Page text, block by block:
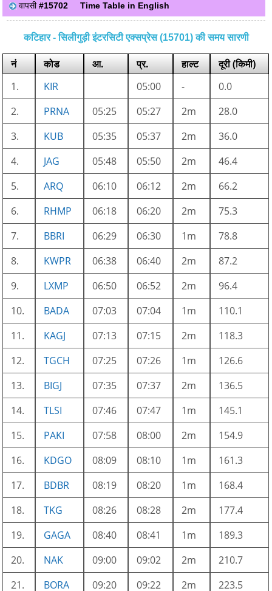
वापसी#15702 Time Table in English
कटिहार - सिलीगुड़ी इंटरसिटी एक्सप्रेस (15701) की समय सारणी
नं कोड आ. प्र. हाल्ट
दूरी (किमी)
1.
KIR 05:00 -
0.0
2.
PRNA 05:25 05:27 2m
28.0
3.
KUB 05:35 05:37 2m
36.0
4.
JAG 05:48 05:50 2m
46.4
5.
ARQ 06:10 06:12 2m
66.2
6.
RHMP 06:18 06:20 2m
75.3
7.
BBRI 06:29 06:30 1m
78.8
8.
KWPR 06:38 06:40 2m
87.2
9.
LXMP 06:50 06:52 2m
96.4
10.
BADA 07:03 07:04 1m
110.1
11.
KAGJ 07:13 07:15 2m
118.3
12.
TGCH 07:25 07:26 1m
126.6
13.
BIGJ 07:35 07:37 2m
136.5
14.
TLSI 07:46 07:47 1m
145.1
15.
PAKI 07:58 08:00 2m
154.9
16.
KDGO 08:09 08:10 1m
161.3
17.
BDBR 08:19 08:20 1m
168.4
18.
TKG 08:26 08:28 2m
177.4
19.
GAGA 08:40 08:41 1m
189.3
20.
NAK 09:00 09:02 2m
210.7
21.
BORA 09:20 09:22 2m 223.5